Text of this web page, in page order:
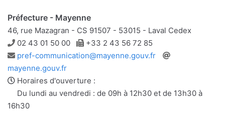
Préfecture - Mayenne
46, rue Mazagran - CS 91507 - 53015 - Laval Cedex
Téléphone
02 43 01 50 00 Télécopie
+33 2 43 56 72 85
Adresse
e-
mail
pref-communication@mayenne.gouv.fr
mayenne.gouv.fr
Horaires d'ouverture :
Du lundi au vendredi : de 09h à 12h30 et de 13h30 à
16h30